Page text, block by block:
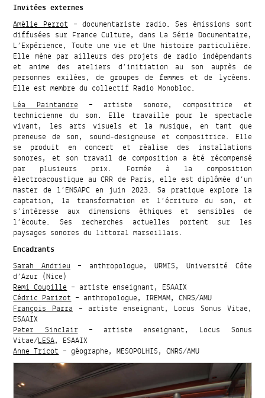
Invitées externes
Amélie Perrot – documentariste radio. Ses émissions sont
diffusées sur France Culture, dans La Série Documentaire,
L’Expérience, Toute une vie et Une histoire particulière.
Elle mène par ailleurs des projets de radio indépendants
et anime des ateliers d’initiation au son auprès de
personnes exilées, de groupes de femmes et de lycéens.
Elle est membre du collectif Radio Monobloc.
Léa Paintandre– artiste sonore, compositrice et
technicienne du son. Elle travaille pour le spectacle
vivant, les arts visuels et la musique, en tant que
preneuse de son, sound-designeuse et compositrice. Elle
se produit en concert et réalise des installations
sonores, et son travail de composition a été récompensé
par plusieurs prix. Formée à la composition
électroacoustique au CRR de Paris, elle est diplômée d’un
master de l’ENSAPC en juin 2023. Sa pratique explore la
captation, la transformation et l’écriture du son, et
s’intéresse aux dimensions éthiques et sensibles de
l’écoute. Ses recherches actuelles portent sur les
paysages sonores du littoral marseillais.
Encadrants
Sarah Andrieu– anthropologue, URMIS, Université Côte
d’Azur (Nice)
Remi Coupille– artiste enseignant, ESAAIX
Cédric Parizot– anthropologue, IREMAM, CNRS/AMU
François Parra – artiste enseignant, Locus Sonus Vitae,
ESAAIX
Peter Sinclair– artiste enseignant, Locus Sonus
Vitae/LESA, ESAAIX
Anne Tricot– géographe, MESOPOLHIS, CNRS/AMU